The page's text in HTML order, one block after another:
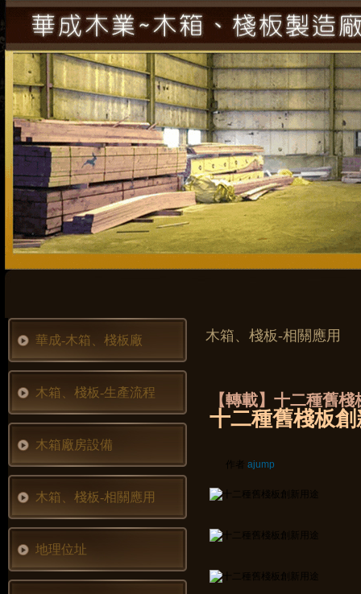
華成-木箱、棧板廠
木箱、棧板-生產流程
木箱廠房設備
木箱、棧板-相關應用
地理位址
木箱、棧板-相關應用
【轉載】十二種舊
十二種舊棧板
作者 ajump